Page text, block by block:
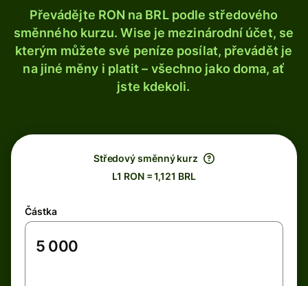
Převádějte RON na BRL podle středového
směnného kurzu. Wise je mezinárodní účet, se
kterým můžete své peníze posílat, převádět je
na jiné měny i platit – všechno jako doma, ať
jste kdekoli.
Středový směnný kurz
L1 RON = 1,121 BRL
Částka